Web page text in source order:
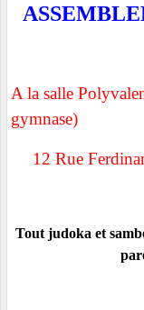
A la salle
gymnase)
12 Rue
Tout judoka et